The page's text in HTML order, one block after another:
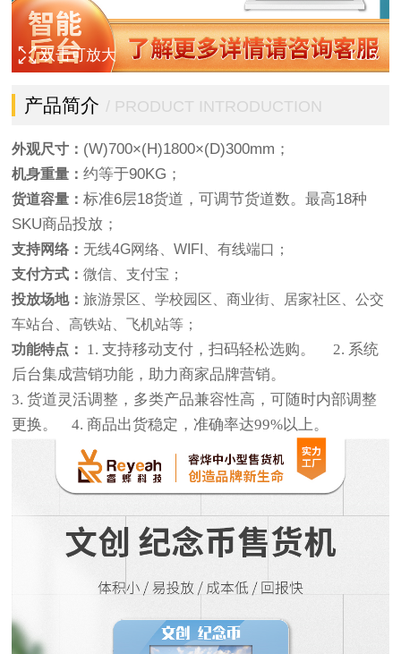
1/5
双击可放大
产品简介 / PRODUCT INTRODUCTION
外观尺寸： (W)700×(H)1800×(D)300mm；
机身重量：约等于90KG；
货道容量：标准6层18货道，可调节货道数。最高18种
SKU商品投放；
支持网络： 无线4G网络、WIFI、有线端口；
支付方式：微信、支付宝；
投放场地：旅游景区、学校园区、商业街、居家社区、公交
车站台、高铁站、飞机站等；
功能特点： 1.支持移动支付，扫码轻松选购。2. 系统
后台集成营销功能，助力商家品牌营销。
3.货道灵活调整，多类产品兼容性高，可随时内部调整
更换。4.商品出货稳定，准确率达99%以上。